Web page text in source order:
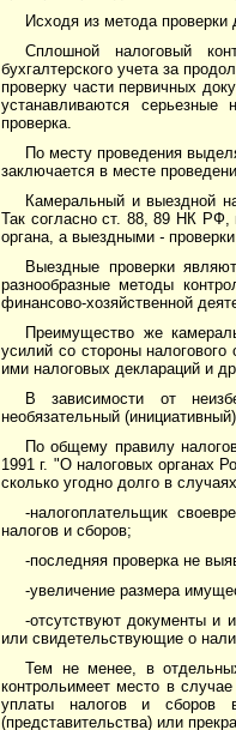
Исходя из метода
Сплошной налоговый
бухгалтерского учета за
проверку части первичных
устанавливаются серьезные
проверка.
По месту проведения
заключается в месте
Камеральный и выездной
Так согласно ст. 88, 89 НК РФ,
органа, а выездными -
Выездные проверки
разнообразные методы
финансово-хозяйственной
Преимущество же
усилий со стороны
ими налоговых деклараций и
В зависимости от
необязательный
По общему правилу
1991 г. "О налоговых органах
сколько угодно долго в
-налогоплательщик
налогов и сборов;
-последняя проверка не
-увеличение размера
-отсутствуют документы и
или свидетельствующие о
Тем не менее, в
контрольимеет место в
уплаты налогов и сборов
(представительства) или